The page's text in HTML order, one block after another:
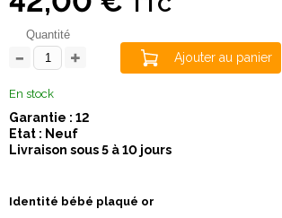
Quantité
Ajouter au panier
En stock
Garantie : 12
Etat : Neuf
Livraison sous 5 à 10 jours
Identité bébé plaqué or